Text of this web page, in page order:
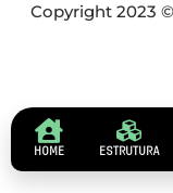
Copyright 2023
HOME ESTRUTURA